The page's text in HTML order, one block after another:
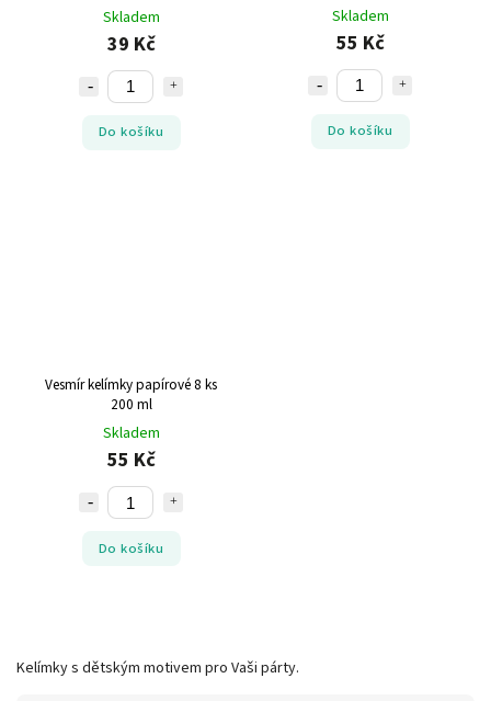
Skladem
39 Kč
Do košíku
Skladem
55 Kč
Do košíku
Vesmír kelímky papírové 8 ks
200 ml
Skladem
55 Kč
Do košíku
Kelímky s dětským motivem pro Vaši párty.